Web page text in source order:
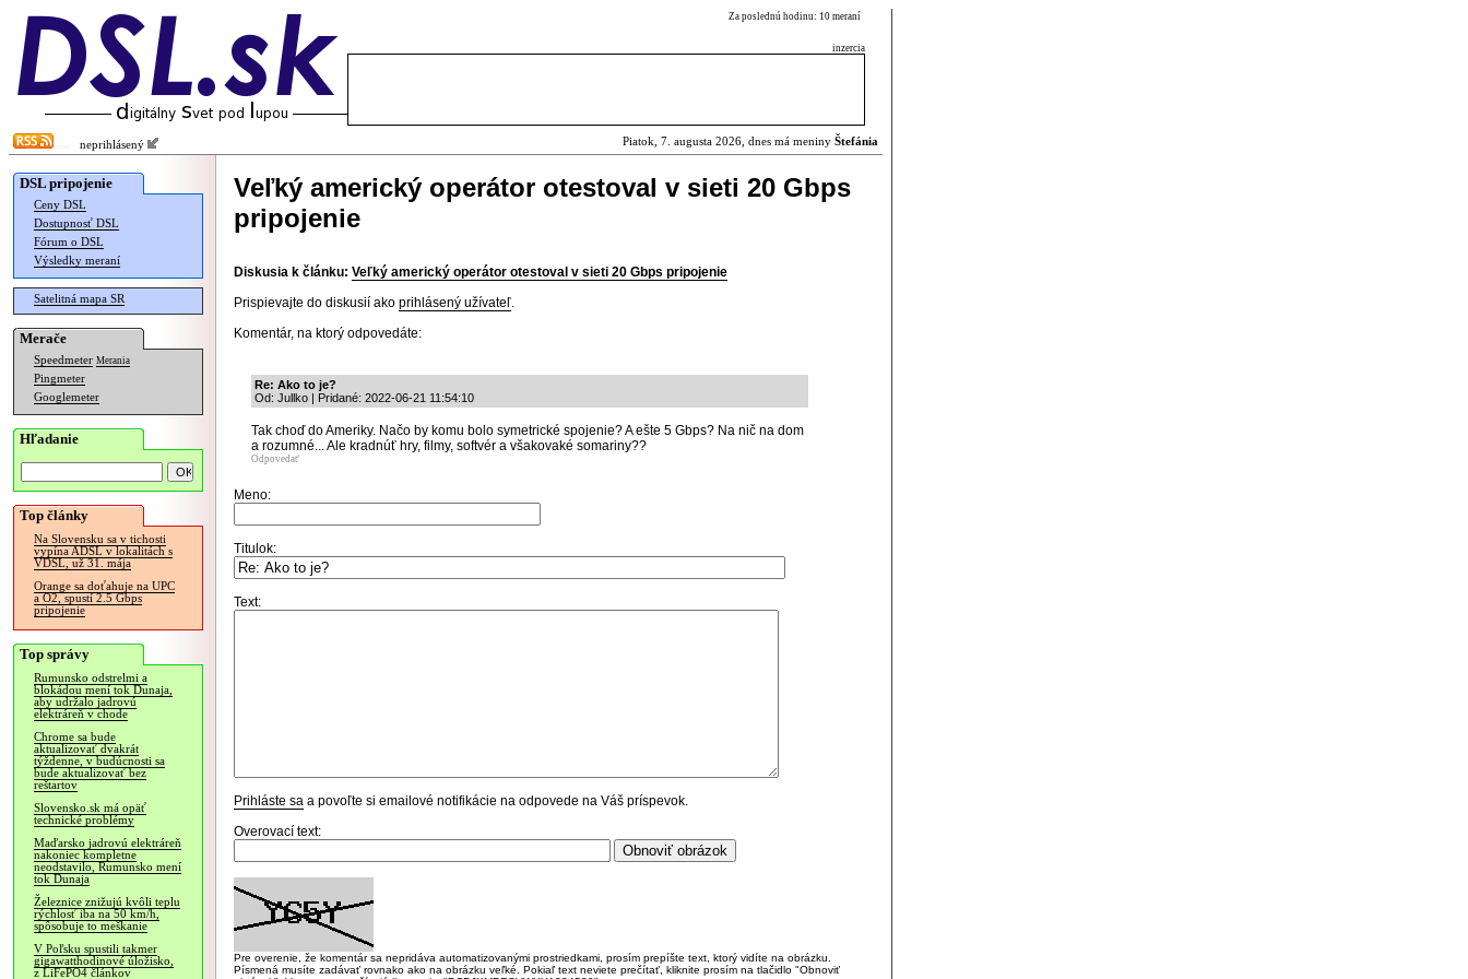
Za poslednú hodinu: 10 meraní
inzercia
neprihlásený Piatok, 7. augusta 2026, dnes má meniny Štefánia
DSL pripojenie
Ceny DSL
Dostupnosť DSL
Fórum o DSL
Výsledky meraní
Satelitná mapa SR
Merače
Speedmeter Merania
Pingmeter
Googlemeter
Hľadanie
Top články
Na Slovensku sa v tichosti
vypína ADSL v lokalitách s
VDSL, už 31. mája
Orange sa doťahuje na UPC
a O2, spustí 2.5 Gbps
pripojenie
Top správy
Rumunsko odstrelmi a
blokádou mení tok Dunaja,
aby udržalo jadrovú
elektráreň v chode
Chrome sa bude
aktualizovať dvakrát
týždenne, v budúcnosti sa
bude aktualizovať bez
reštartov
Slovensko.sk má opäť
technické problémy
Maďarsko jadrovú elektráreň
nakoniec kompletne
neodstavilo, Rumunsko mení
tok Dunaja
Železnice znižujú kvôli teplu
rýchlosť iba na 50 km/h,
spôsobuje to meškanie
V Poľsku spustili takmer
gigawatthodinové úložisko,
z LiFePO4 článkov
Veľký americký operátor otestoval v sieti 20 Gbps
pripojenie
Diskusia k článku: Veľký americký operátor otestoval v sieti 20 Gbps pripojenie
Prispievajte do diskusií ako prihlásený užívateľ.
Komentár, na ktorý odpovedáte:
Re: Ako to je?
Od: Jullko | Pridané: 2022-06-21 11:54:10
Tak choď do Ameriky. Načo by komu bolo symetrické spojenie? A ešte 5 Gbps? Na nič na dom
a rozumné... Ale kradnúť hry, filmy, softvér a všakovaké somariny??
Odpovedať
Meno:
Titulok:
Text:
Prihláste sa a povoľte si emailové notifikácie na odpovede na Váš príspevok.
Overovací text:
Pre overenie, že komentár sa nepridáva automatizovanými prostriedkami, prosím prepíšte text, ktorý vidíte na obrázku.
Písmená musíte zadávať rovnako ako na obrázku veľké. Pokiaľ text neviete prečítať, kliknite prosím na tlačidlo "Obnoviť